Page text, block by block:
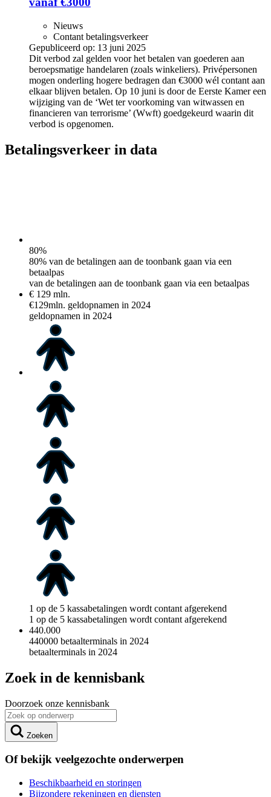
Nieuws
Contant betalingsverkeer
Gepubliceerd op: 13 juni 2025
Dit verbod zal gelden voor het betalen van goederen aan
beroepsmatige handelaren (zoals winkeliers). Privépersonen
mogen onderling hogere bedragen dan €3000 wél contant aan
elkaar blijven betalen. Op 10 juni is door de Eerste Kamer een
wijziging van de ‘Wet ter voorkoming van witwassen en
financieren van terrorisme’ (Wwft) goedgekeurd waarin dit
verbod is opgenomen.
Betalingsverkeer in data
80%
80% van de betalingen aan de toonbank gaan via een
betaalpas
van de betalingen aan de toonbank gaan via een betaalpas
€ 129 mln.
€129mln. geldopnamen in 2024
geldopnamen in 2024
1 op de 5 kassabetalingen wordt contant afgerekend
1 op de 5 kassabetalingen wordt contant afgerekend
440.000
440000 betaalterminals in 2024
betaalterminals in 2024
Zoek in de kennisbank
Doorzoek onze kennisbank
Zoeken
Of bekijk veelgezochte onderwerpen
Beschikbaarheid en storingen
Bijzondere rekeningen en diensten